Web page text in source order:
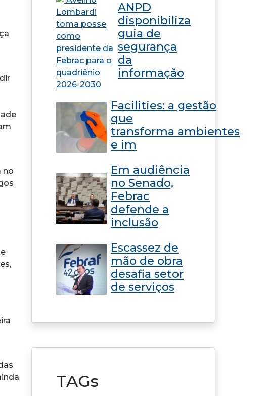
no
ANPD
disponibiliza
guia de
segurança
da
informação
Facilities: a gestão
que
transforma ambientes
e im
Em audiência
no Senado,
Febrac
defende a
inclusão
Escassez de
mão de obra
desafia setor
de serviços
TAGs